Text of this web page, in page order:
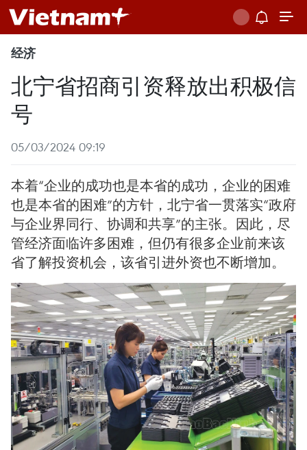
经济
北宁省招商引资释放出积极信
号
05/03/2024 09:19
本着“企业的成功也是本省的成功，企业的困难
也是本省的困难”的方针，北宁省一贯落实“政府
与企业界同行、协调和共享”的主张。因此，尽
管经济面临许多困难，但仍有很多企业前来该
省了解投资机会，该省引进外资也不断增加。